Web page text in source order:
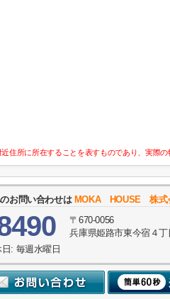
住所に所在することを表すものであり、実際の
お問い合わせは MOKA HOUSE 株式
〒670-0056
兵庫県姫路市東今宿４
: 毎週水曜日